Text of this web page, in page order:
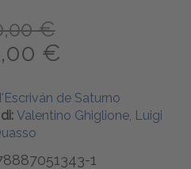
€
€
de Saturno
Valentino Ghiglione, Luigi
1